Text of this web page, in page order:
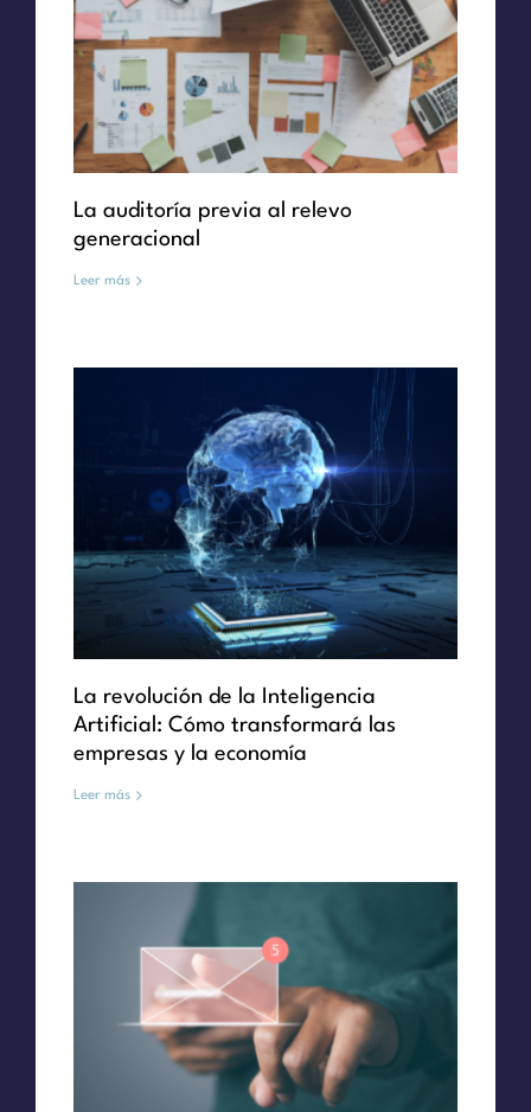
La auditoría previa al relevo
generacional
Leer más
La revolución de la Inteligencia
Artificial: Cómo transformará las
empresas y la economía
Leer más